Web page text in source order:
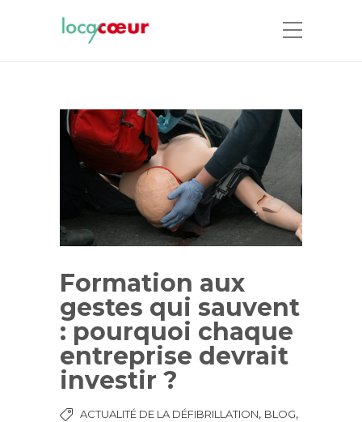
Formation aux
gestes qui sauvent
: pourquoi chaque
entreprise devrait
investir ?
ACTUALITÉ DE LA DÉFIBRILLATION, BLOG,